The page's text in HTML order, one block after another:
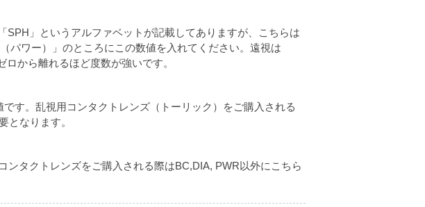
SPH」というアルファベットが記載してありますが、こちらは
パワー）」のところにこの数値を入れてください。遠視は
ロから離れるほど度数が強いです。
す。乱視用コンタクトレンズ（トーリック）をご購入される
となります。
ンタクトレンズをご購入される際はBC,DIA, PWR以外にこちら